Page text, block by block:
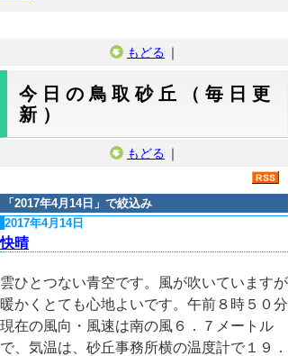
もどる ｜
今日の鳥取砂丘（毎日更
新）
もどる ｜
「 2017年4月14日 」で絞込み
2017年4月14日
快晴
雲ひとつない青空です。風が吹いていますが
暖かくとても心地よいです。午前８時５０分
現在の風向・風速は南の風６．７メートル
で、気温は、砂丘事務所横の温度計で１９．